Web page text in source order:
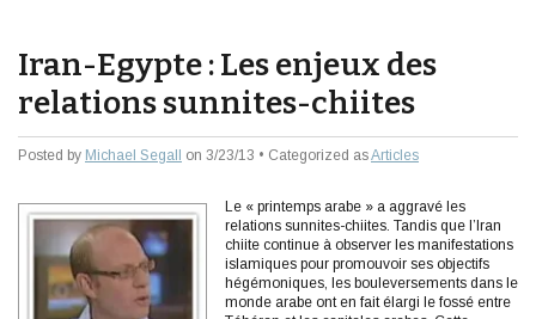
Iran-Egypte : Les enjeux des
relations sunnites-chiites
Posted by Michael Segall on 3/23/13 • Categorized asArticles
Le « printemps arabe » a aggravé les
relations sunnites-chiites. Tandis que l’Iran
chiite continue à observer les manifestations
islamiques pour promouvoir ses objectifs
hégémoniques, les bouleversements dans le
monde arabe ont en fait élargi le fossé entre